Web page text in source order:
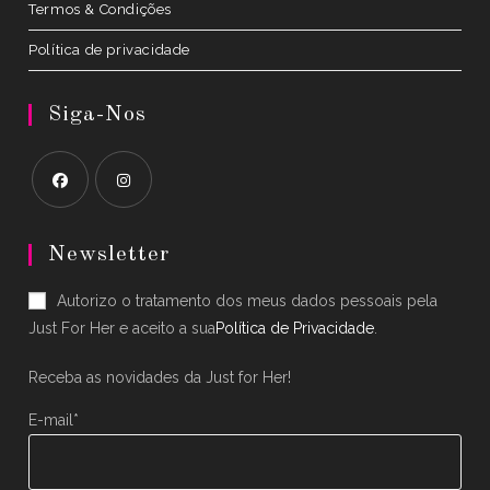
Termos & Condições
Política de privacidade
Siga-Nos
in
new
tab
in
new
tab
Newsletter
Autorizo o tratamento dos meus dados pessoais pela
Just For Her e aceito a suaPolítica de Privacidade
Receba as novidades da Just for Her!
E-mail*